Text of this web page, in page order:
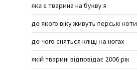
яка є тварина на букву я
до якого віку живуть перські коти
до чого сняться кліщі на ногах
якій тварині відповідає 2006 рік